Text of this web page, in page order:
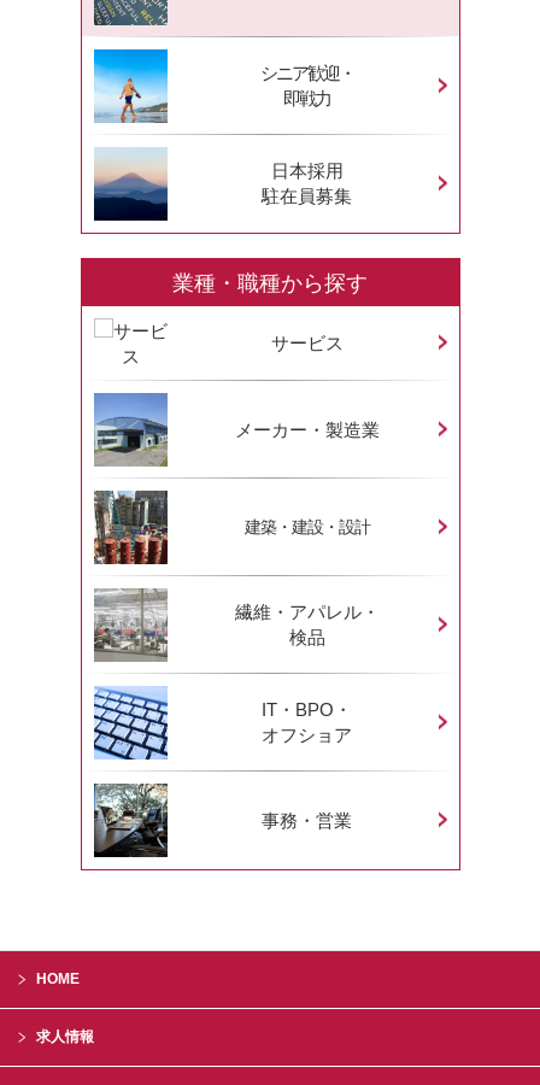
シニア歓迎・
即戦力
日本採用
駐在員募集
業種・職種から探す
サービス
メーカー・製造業
建築・建設・設計
繊維・アパレル・
検品
IT・BPO・
オフショア
事務・営業
HOME
求人情報